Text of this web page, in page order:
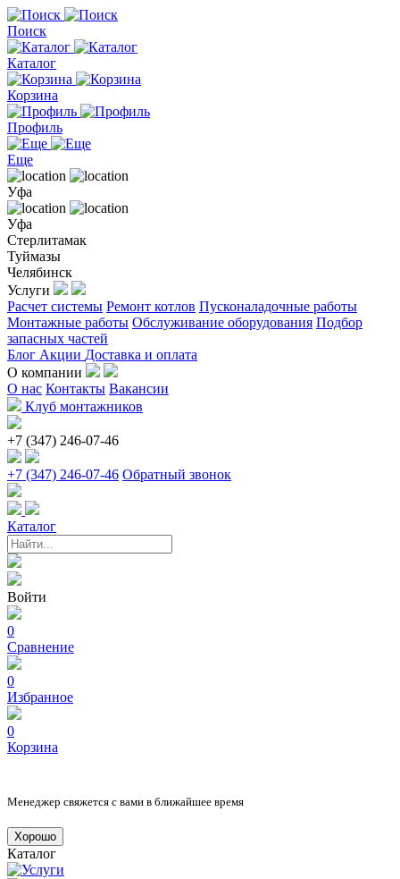
Поиск
Каталог
Корзина
Профиль
Еще
Уфа
Уфа
Стерлитамак
Туймазы
Челябинск
Услуги
Расчет системы Ремонт котлов Пусконаладочные работы
Монтажные работы Обслуживание оборудования Подбор
запасных частей
Блог Акции Доставка и оплата
О компании
О нас Контакты Вакансии
Клуб монтажников
+7 (347) 246-07-46
+7 (347) 246-07-46 Обратный звонок
Каталог
Войти
0
Сравнение
0
Избранное
0
Корзина
Менеджер свяжется с вами в ближайшее время
Хорошо
Каталог